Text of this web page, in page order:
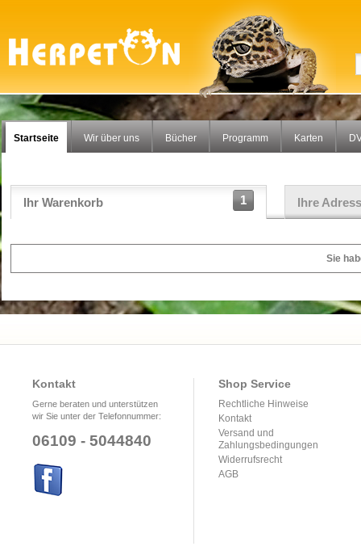
Startseite Wir über uns Bücher Programm Karten
1
Ihr Warenkorb Ihre
Sie
Kontakt
Gerne beraten und unterstützen
wir Sie unter der Telefonnummer:
06109 - 5044840
Shop Service
Rechtliche Hinweise
Kontakt
Versand und
Zahlungsbedingungen
Widerrufsrecht
AGB